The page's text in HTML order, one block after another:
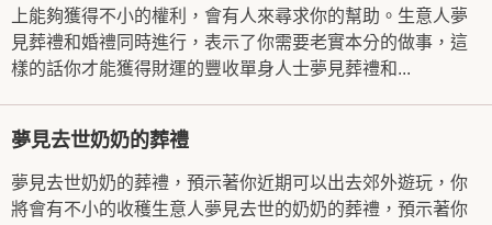
上能夠獲得不小的權利，會有人來尋求你的幫助。生意人夢
見葬禮和婚禮同時進行，表示了你需要老實本分的做事，這
樣的話你才能獲得財運的豐收單身人士夢見葬禮和...
夢見去世奶奶的葬禮
夢見去世奶奶的葬禮，預示著你近期可以出去郊外遊玩，你
將會有不小的收穫生意人夢見去世的奶奶的葬禮，預示著你